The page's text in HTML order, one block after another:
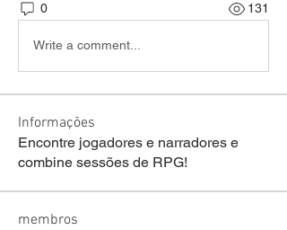
0 131
Write a comment...
Informações
Encontre jogadores e narradores e
combine sessões de RPG!
membros